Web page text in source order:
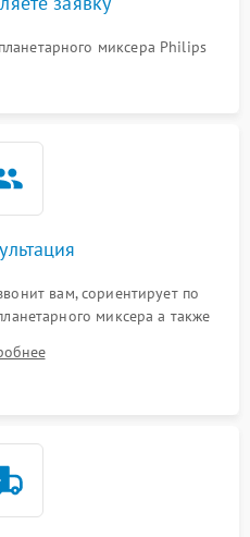
миксера Philips
вам, сориентирует по
миксера а также